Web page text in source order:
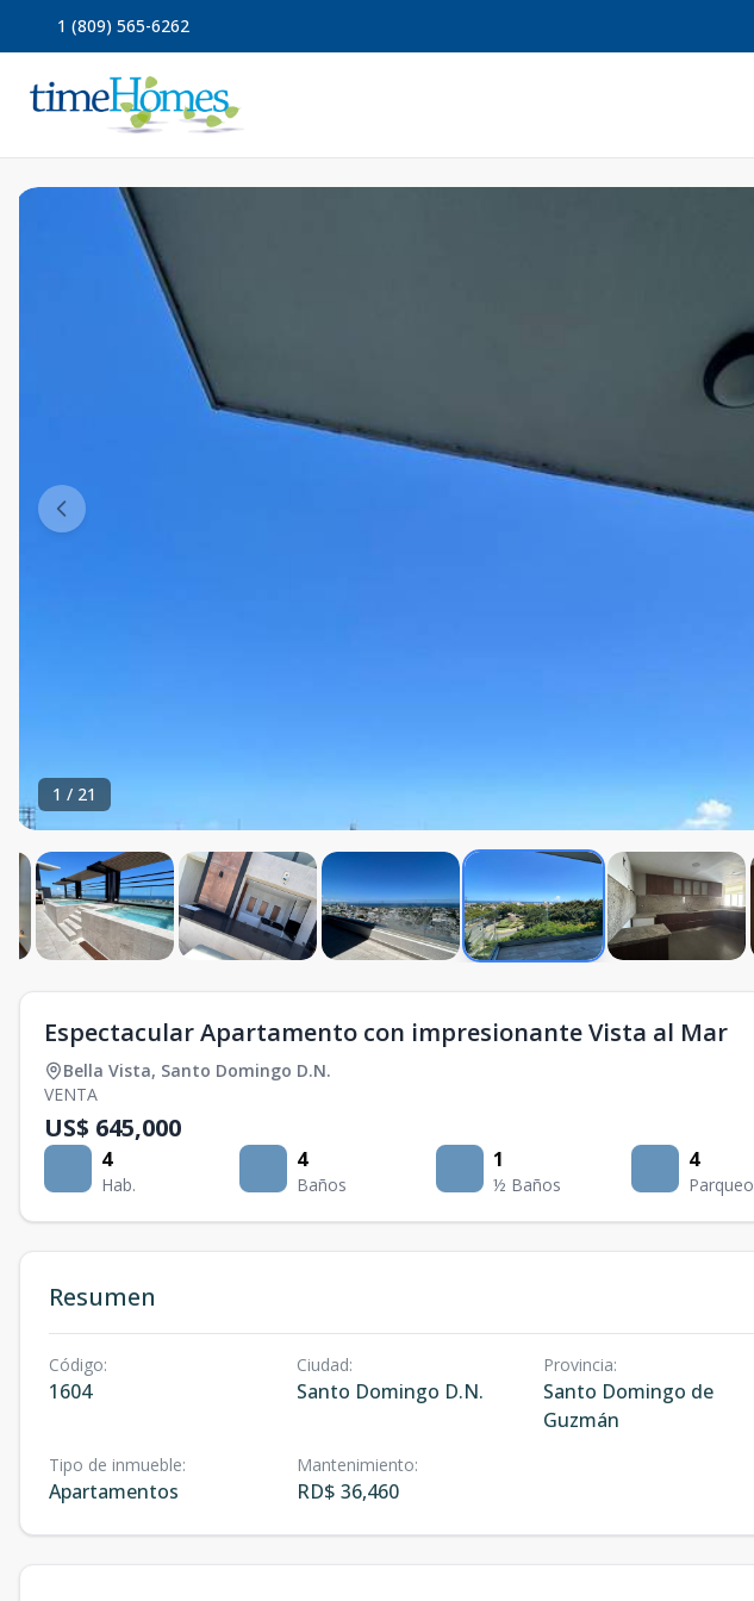
1 (809) 565-6262
1 / 21
Espectacular Apartamento con impresionante Vista al Mar
Bella Vista, Santo Domingo D.N.
VENTA
US$ 645,000
4
Hab.
4
Baños
1
½ Baños
4
Parqueo
Resumen
Código:
1604
Ciudad:
Santo Domingo D.N.
Provincia:
Santo Domingo de
Guzmán
Tipo de inmueble:
Apartamentos
Mantenimiento:
RD$ 36,460